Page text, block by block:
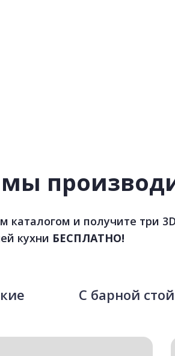
мы
каталогом и получите три 3D
кухни БЕСПЛАТНО!
С барной